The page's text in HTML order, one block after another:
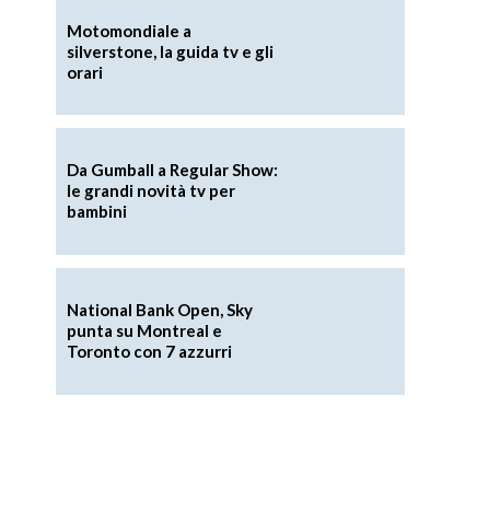
Motomondiale a
silverstone, la guida tv e gli
orari
Da Gumball a Regular Show:
le grandi novità tv per
bambini
National Bank Open, Sky
punta su Montreal e
Toronto con 7 azzurri